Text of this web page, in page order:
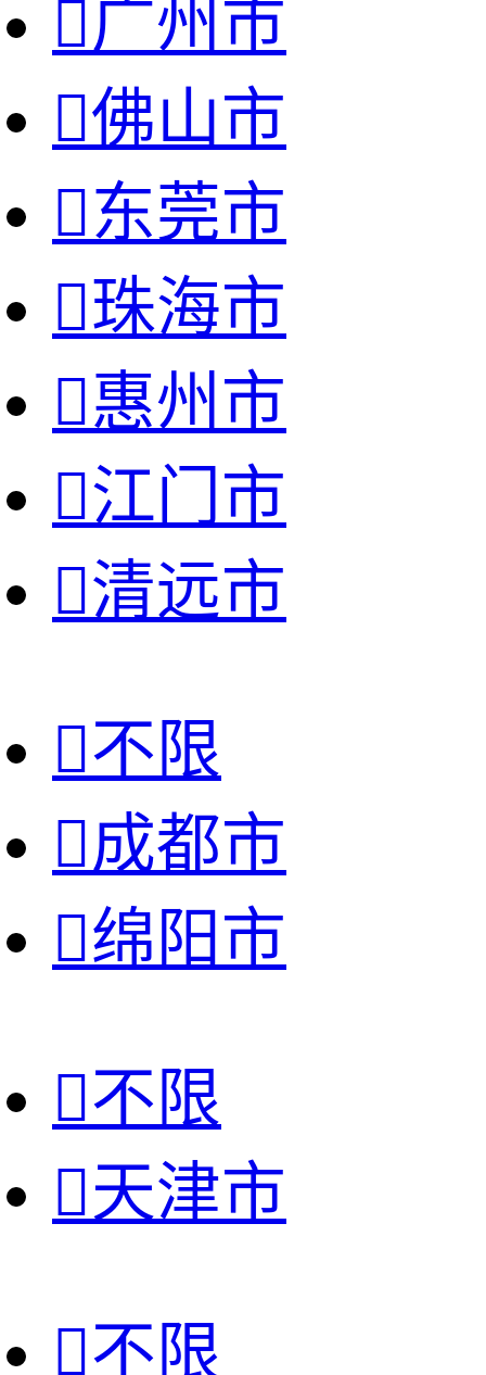
广州市
佛山市
东莞市
珠海市
惠州市
江门市
清远市
不限
成都市
绵阳市
不限
天津市
不限